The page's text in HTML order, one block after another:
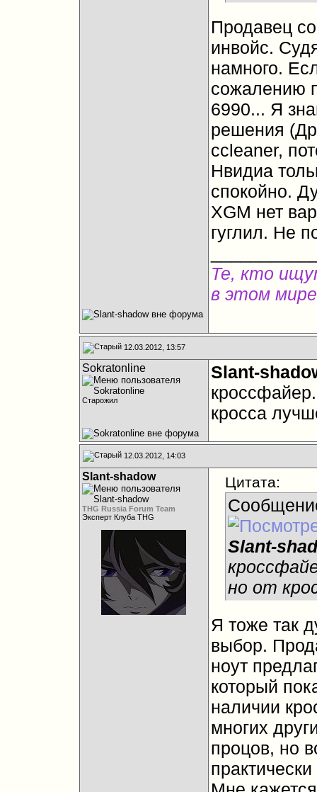
Продавец
инвойс.
намного.
сожалению
6990... Я
решения
ccleaner,
Нвидиа
спокойно.
XGM нет
гуглил. Не
Те, кто
в этом мире
12.03.2012, 13:57
Sokratonline
Старожил
Slant-
кросса
12.03.2012, 14:03
Slant-shadow
THG Russia Forum Team
Эксперт Клуба THG
Цитата:
Slant-
но от
Я тоже так
выбор.
ноут
который
наличии
многих
процов, но